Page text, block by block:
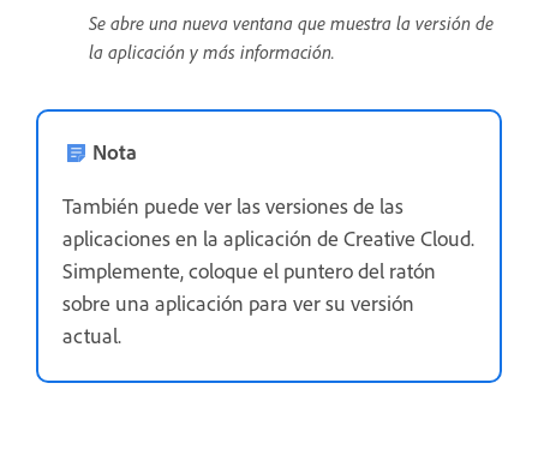
Se abre una nueva ventana que muestra la versión de
la aplicación y más información.
Nota
También puede ver las versiones de las
aplicaciones en la aplicación de Creative Cloud.
Simplemente, coloque el puntero del ratón
sobre una aplicación para ver su versión
actual.